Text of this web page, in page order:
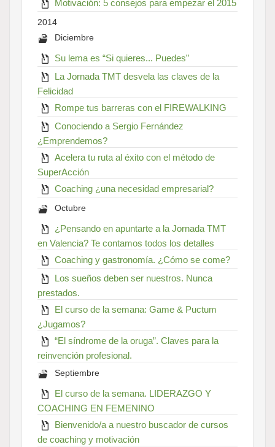
Motivación: 5 consejos para empezar el 2015
2014
Diciembre
Su lema es “Si quieres... Puedes”
La Jornada TMT desvela las claves de la
Felicidad
Rompe tus barreras con el FIREWALKING
Conociendo a Sergio Fernández
¿Emprendemos?
Acelera tu ruta al éxito con el método de
SuperAcción
Coaching ¿una necesidad empresarial?
Octubre
¿Pensando en apuntarte a la Jornada TMT
en Valencia? Te contamos todos los detalles
Coaching y gastronomía. ¿Cómo se come?
Los sueños deben ser nuestros. Nunca
prestados.
El curso de la semana: Game & Puctum
¿Jugamos?
“El síndrome de la oruga”. Claves para la
reinvención profesional.
Septiembre
El curso de la semana. LIDERAZGO Y
COACHING EN FEMENINO
Bienvenido/a a nuestro buscador de cursos
de coaching y motivación